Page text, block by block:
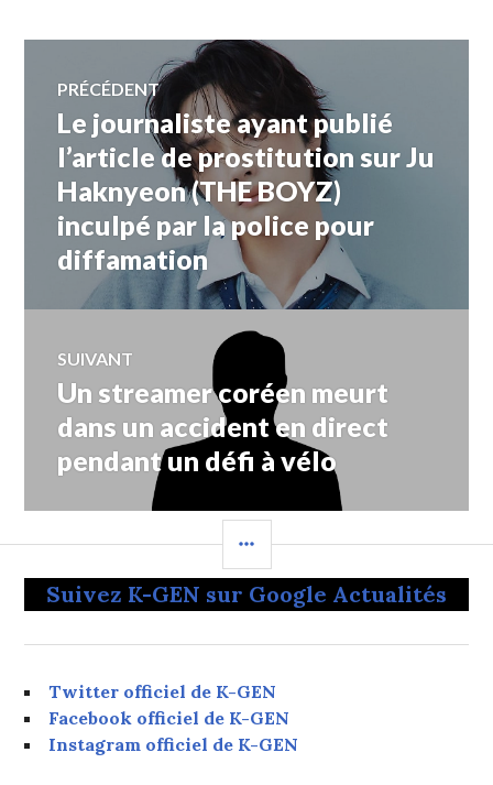
Navigation
de
l’article
PRÉCÉDENT
Article
précédent :
Le journaliste ayant publié
l’article de prostitution sur Ju
Haknyeon (THE BOYZ)
inculpé par la police pour
diffamation
SUIVANT
Article
Suivant:
Un streamer coréen meurt
dans un accident en direct
pendant un défi à vélo
LATÉRALE
Suivez K-GEN sur Google Actualités
Twitter officiel de K-GEN
Facebook officiel de K-GEN
Instagram officiel de K-GEN